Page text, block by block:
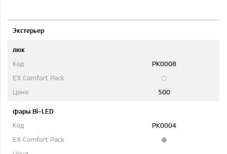
Экстерьер
люк
PK0008
500
фары Bi-LED
PK0004